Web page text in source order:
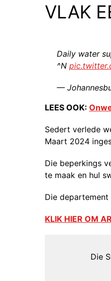
VLAK
Daily water
^N
—
LEES OOK:
Sedert verlede
Maart 2024
Die beperkings
te maak en hul
Die
KLIK HIER OM
Die